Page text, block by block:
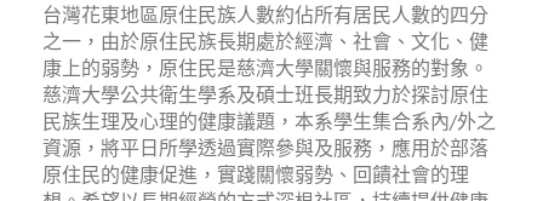
台灣花東地區原住民族人數約佔所有居民人數的四分
之一，由於原住民族長期處於經濟、社會、文化、健
康上的弱勢，原住民是慈濟大學關懷與服務的對象。
慈濟大學公共衛生學系及碩士班長期致力於探討原住
民族生理及心理的健康議題，本系學生集合系內/外之
資源，將平日所學透過實際參與及服務，應用於部落
原住民的健康促進，實踐關懷弱勢、回饋社會的理